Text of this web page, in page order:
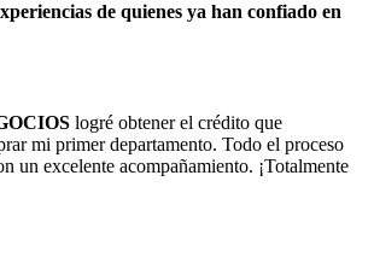
de quienes ya han confiado en
logré obtener el crédito que
mi primer departamento. Todo el proceso
un excelente acompañamiento. ¡Totalmente